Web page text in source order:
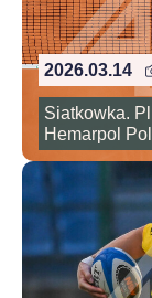
2026.03.14
Siatkowka.
Hemarpol